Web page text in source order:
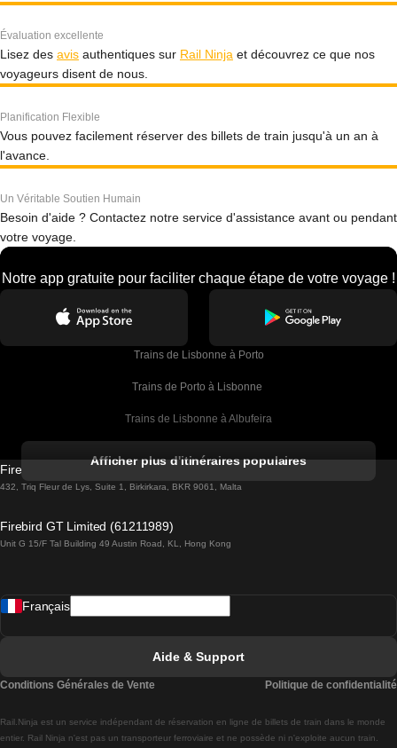
Évaluation excellente
Lisez des avis authentiques sur Rail Ninja et découvrez ce que nos
voyageurs disent de nous.
Planification Flexible
Vous pouvez facilement réserver des billets de train jusqu'à un an à
l'avance.
Un Véritable Soutien Humain
Besoin d'aide ? Contactez notre service d'assistance avant ou pendant
votre voyage.
Notre app gratuite pour faciliter chaque étape de votre voyage !
Trains de Lisbonne à Porto
Trains de Porto à Lisbonne
Trains de Lisbonne à Albufeira
Trains de Lisbonne à Lagos
Trains de Lisbonne à Madrid
Trains de Lisbonne à Braga
Afficher plus d'itinéraires populaires
Firebird GT Limited (OC 1451)
432, Triq Fleur de Lys, Suite 1, Birkirkara, BKR 9061, Malta
Firebird GT Limited (61211989)
Unit G 15/F Tal Building 49 Austin Road, KL, Hong Kong
Rail.Ninja est un service indépendant de réservation en ligne de billets de train dans le monde
entier. Rail Ninja n'est pas un transporteur ferroviaire et ne possède ni n'exploite aucun train.
Français
Aide & Support
Conditions Générales de Vente Politique de confidentialité